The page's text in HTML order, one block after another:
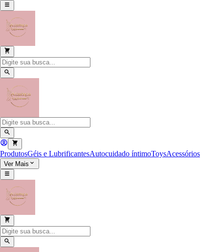
ProdutosGéis e LubrificantesAutocuidado íntimoToysAcessórios
Ver Mais